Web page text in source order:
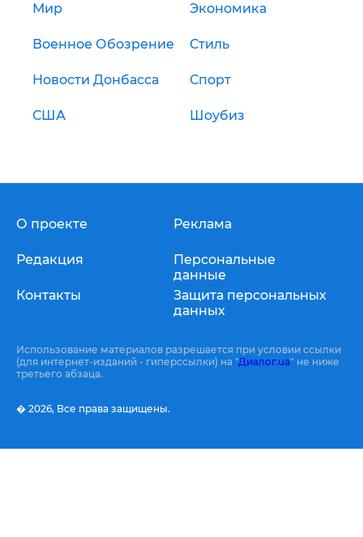
Мир Экономика
Военное Обозрение Стиль
Новости Донбасса Спорт
США Шоубиз
О проекте
Редакция
Контакты
Реклама
Персональные
данные
Защита персональных
данных
Использование материалов разрешается при условии ссылки
(для интернет-изданий - гиперссылки) на "Диалог.ua" не ниже
третьего абзаца.
� 2026, Все права защищены.